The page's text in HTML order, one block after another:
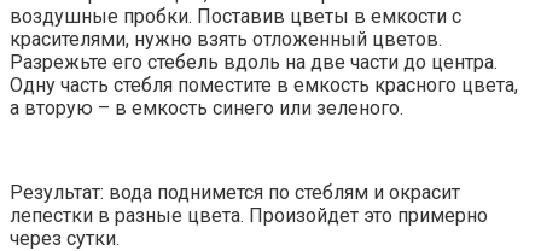
воздушные пробки. Поставив цветы в емкости с
красителями, нужно взять отложенный цветов.
Разрежьте его стебель вдоль на две части до центра.
Одну часть стебля поместите в емкость красного цвета,
а вторую – в емкость синего или зеленого.
Результат: вода поднимется по стеблям и окрасит
лепестки в разные цвета. Произойдет это примерно
через сутки.